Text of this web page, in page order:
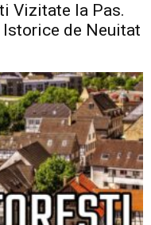
Vizitate la Pas.
de Neuitat